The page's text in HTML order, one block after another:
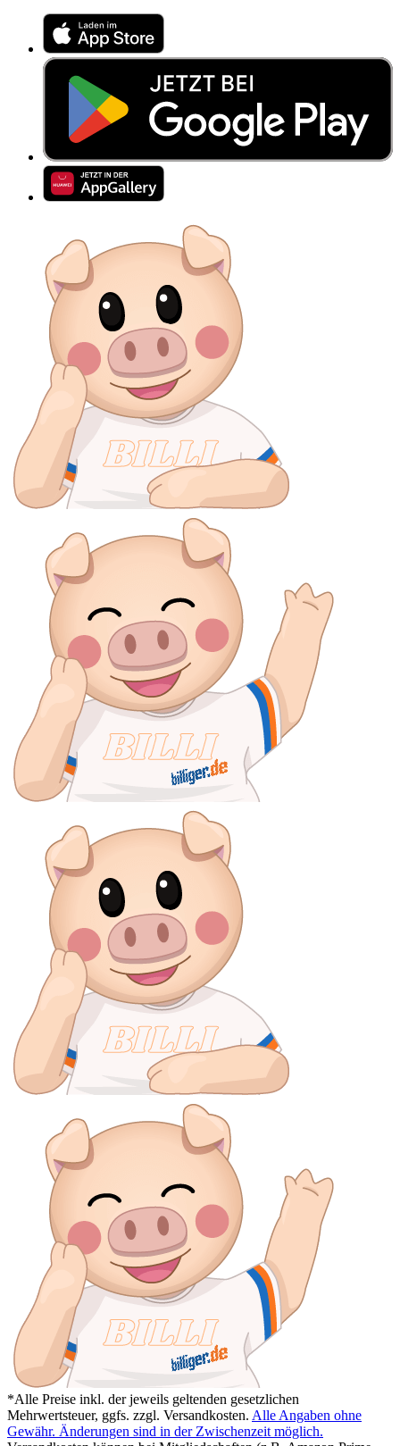
*Alle Preise inkl. der jeweils geltenden gesetzlichen
Mehrwertsteuer, ggfs. zzgl. Versandkosten. Alle Angaben ohne
Gewähr. Änderungen sind in der Zwischenzeit möglich.